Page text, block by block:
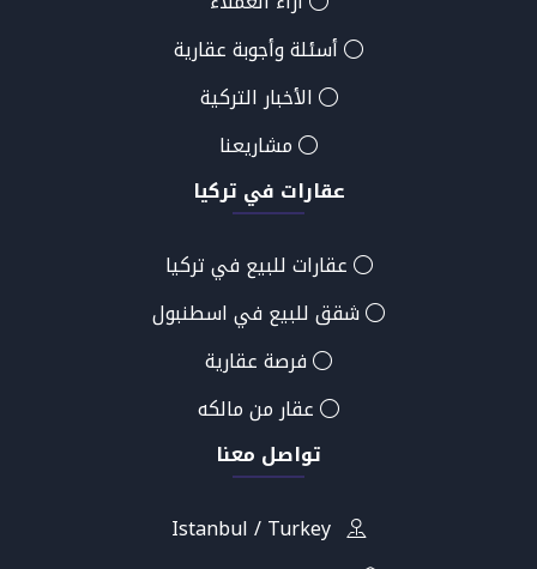
أسئلة وأجوبة عقارية
الأخبار التركية
مشاريعنا
عقارات في تركيا
عقارات للبيع في تركيا
شقق للبيع في اسطنبول
فرصة عقارية
عقار من مالكه
تواصل معنا
Istanbul / Turkey